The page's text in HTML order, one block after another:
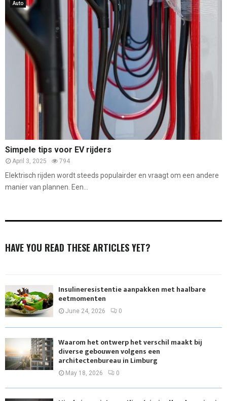
Auto
Simpele tips voor EV rijders
April 3, 2025 794
Elektrisch rijden wordt steeds populairder en vraagt om een andere
manier van plannen. Een...
HAVE YOU READ THESE ARTICLES YET?
Insulineresistentie aanpakken met haalbare
eetmomenten
June 24, 2026 0
Waarom het ontwerp het verschil maakt bij
diverse gebouwen volgens een
architectenbureau in Limburg
May 18, 2026 0